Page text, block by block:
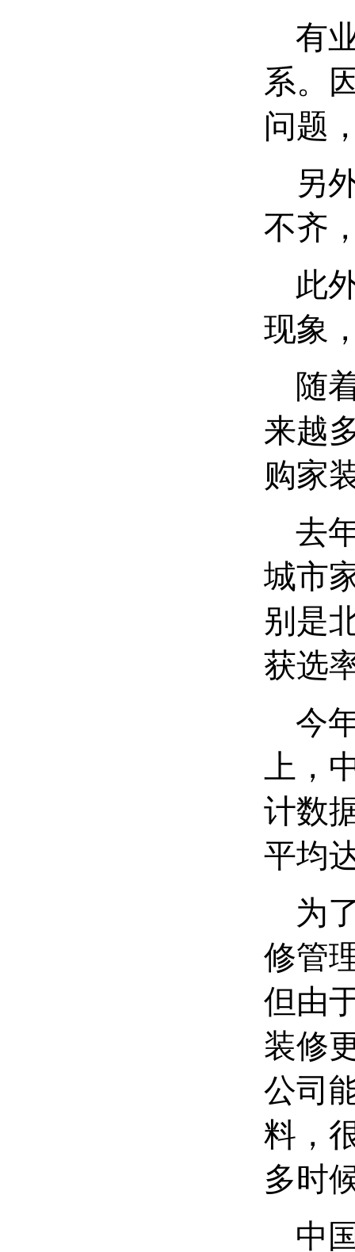
有
系。
问题
另
不齐
此
现象
随
来越
购家
去
城市
别是
获选
今
上，
计数
平均
为
修管
但由
装修
公司
料，
多时
中